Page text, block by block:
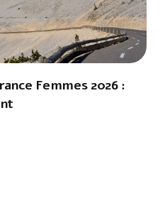
Femmes 2026 :